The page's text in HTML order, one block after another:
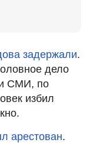
задержали.
дело
СМИ, по
избил
арестован.